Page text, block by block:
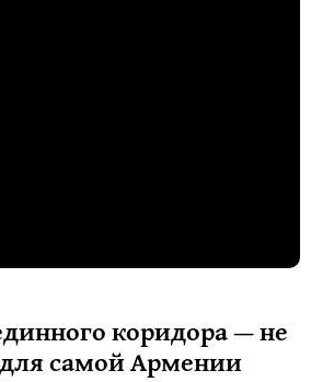
коридора — не
самой Армении